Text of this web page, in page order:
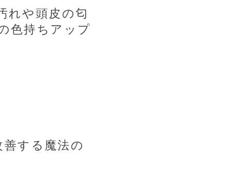
れや頭皮の匂
色持ちアップ
する 魔法の